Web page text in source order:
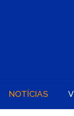
NOTÍCIAS